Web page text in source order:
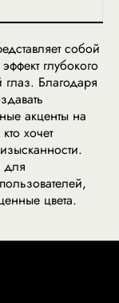
собой
глубокого
Благодаря
акценты на
хочет
для
цвета.